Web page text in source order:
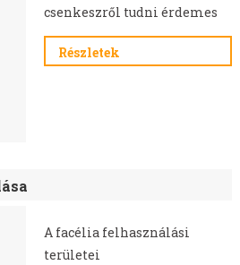
csenkeszről tudni érdemes
Részletek
A facélia felhasználási
területei